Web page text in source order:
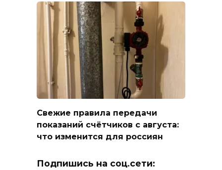
Свежие правила передачи
показаний счётчиков с августа:
что изменится для россиян
Подпишись на соц.сети: